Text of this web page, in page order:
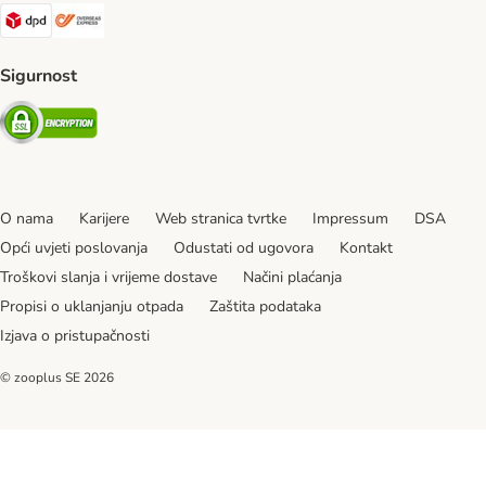
DPD Shipping Method
Sigurnost
Security
O nama Karijere Web stranica tvrtke Impressum
DSA
Opći uvjeti poslovanja
Odustati od ugovora
Kontakt
Troškovi slanja i vrijeme dostave
Načini plaćanja
Propisi o uklanjanju otpada
Zaštita podataka
Izjava o pristupačnosti
© zooplus SE 2026